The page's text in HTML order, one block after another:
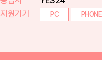
지원기기
PC PHONE